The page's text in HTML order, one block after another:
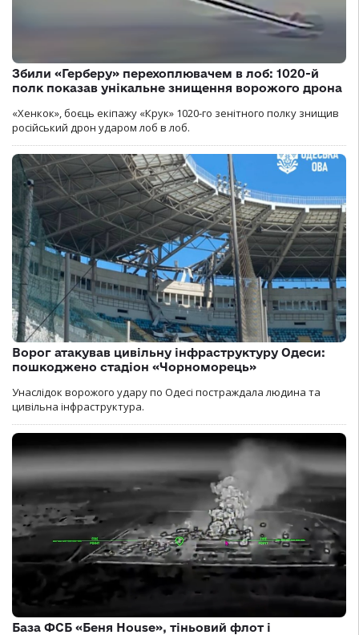
Збили «Герберу» перехоплювачем в лоб: 1020-й
полк показав унікальне знищення ворожого дрона
«Хенкок», боєць екіпажу «Крук» 1020-го зенітного полку знищив
російський дрон ударом лоб в лоб.
Ворог атакував цивільну інфраструктуру Одеси:
пошкоджено стадіон «Чорноморець»
Унаслідок ворожого удару по Одесі постраждала людина та
цивільна інфраструктура.
База ФСБ «Беня House», тіньовий флот і